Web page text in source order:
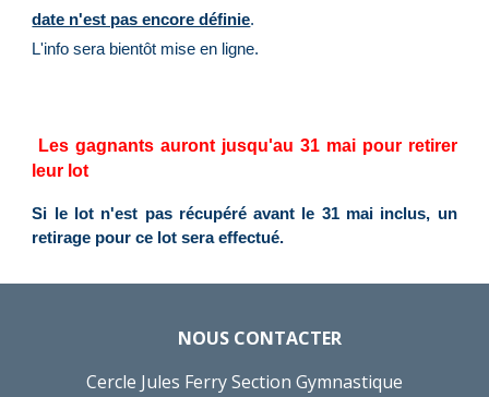
date n'est pas encore définie.
L'info sera bientôt mise en ligne.
Les gagnants auront jusqu'au 31 maipour retirer
leur lot
Si le lot n'est pas récupéré avant le 31 mai inclus, un
retirage pour ce lot sera effectué.
NOUS CONTACTER
Cercle Jules Ferry Section Gymnastique